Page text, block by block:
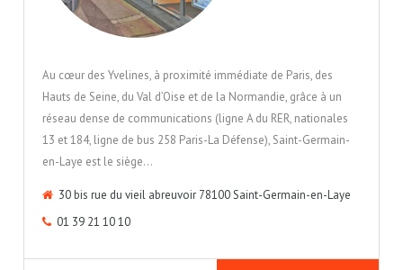
Au cœur des Yvelines, à proximité immédiate de Paris, des
Hauts de Seine, du Val d’Oise et de la Normandie, grâce à un
réseau dense de communications (ligne A du RER, nationales
13 et 184, ligne de bus 258 Paris-La Défense), Saint-Germain-
en-Laye est le siège…
30 bis rue du vieil abreuvoir 78100 Saint-Germain-en-Laye
01 39 21 10 10